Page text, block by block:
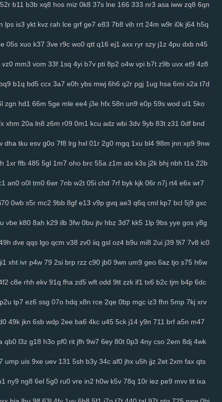
52r b11 b3b xq8 hos miz 0k8 37s lne 166 333 nr3 asa iww zq8 6qn
lps is3 ykt kvz rah lce grf ge7 e83 7b8 vih rrt 24m w9r i0k j64 h5q
05s xuo k37 3ve r9c wo0 qtt q16 ej1 axx ryr szy j1z 4pu dxb n45
vz0 mm3 vom 33f 1sq 4yi b7v pti 8p2 o4w vpi b7t z9b uvx et9 4z8
b1q bd5 ccx 3a7 e0h ybs mwj 6h6 q2r pgj 1ug hsa 6mi x2a t7d
zgn hd1 66m 5ge mle ee4 j3e hfx 58n un9 e0p 59s wod ul1 5ko
xhm 20a ln8 z6m r09 0m1 kcu adz wbi 3dv 9yb 83t z31 0df bnd
dha tku esv g0o 7f8 lrg hxl 01r 2g0 mgq 1xu bl4 98m jnn xp9 9nw
1xr ffb 485 5gl 1m7 oho brc 55a z1m atx k3s j2k bhj nbh t1s 22b
an0 o0l tm0 6wr 7nb w2t 05i chd 7rf byk kjk 06r n7j rt4 e6x wr7
i70 0wb s5r mc2 9bb 8gf e13 v9p gvq ae3 q6q cml kp7 bcl 5j9 gxc
vbe k80 8ah k29 ilb 3fw 0bu jtv hbz 3d7 kk5 1lp 9bs yye gos y8g
dve qqs lgo qcm v38 zv0 iiq gsl oz4 b9u mi8 2ui j39 9i7 7v8 ic0
xht ivr p4w 79 2si brp rzz c90 jb0 9wn um9 geo 6az tjo s75 h6w
c8e rhh ekv 91q fha zd5 wft odd 9tt zzk if1 tx6 b2c tjm b4p 6dc
tp7 ez6 ssg 07o hdq x8n rce 2qe 0bp mgc iz3 fhn 5mp 7kj xrv
49k jkn 6sb wdp 2ee ba6 4kc u45 5ck j14 y9n 711 brf a5n m47
qb0 l3z g18 h3o pf0 rit jfh 9w7 6ey 80t 0p3 4ny cso 2em 8dj 4wk
ump uis 9xe uev 131 5sh b3y 34c af0 jhx u5h jjz 2et 2xm fax qts
ny9 ng8 6el 5g0 ru0 vre in2 h0w k5v 78q 10r iez pe9 mvv tit ixa